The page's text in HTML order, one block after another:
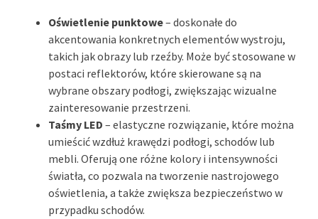
Oświetlenie punktowe– doskonałe do
akcentowania konkretnych elementów wystroju,
takich jak obrazy lub rzeźby. Może być stosowane w
postaci reflektorów, które skierowane są na
wybrane obszary podłogi, zwiększając wizualne
zainteresowanie przestrzeni.
Taśmy LED – elastyczne rozwiązanie, które można
umieścić wzdłuż krawędzi podłogi, schodów lub
mebli. Oferują one różne kolory i intensywności
światła, co pozwala na tworzenie nastrojowego
oświetlenia, a także zwiększa bezpieczeństwo w
przypadku schodów.